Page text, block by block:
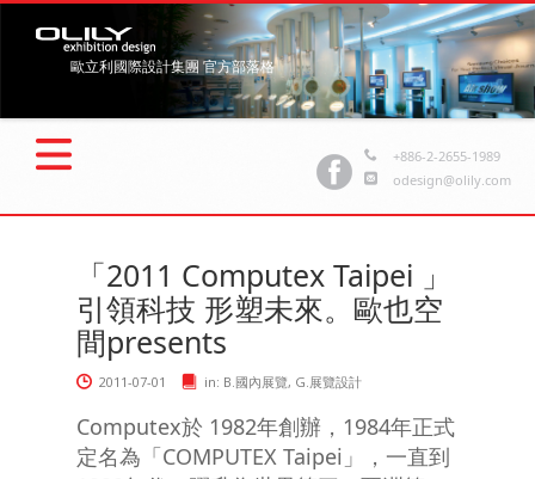
歐立利國際設計集團 官方部落格
+886-2-2655-1989
odesign@olily.com
「2011 Computex Taipei 」
引領科技 形塑未來。歐也空
間presents
2011-07-01 in: B.國內展覽, G.展覽設計
Computex於 1982年創辦，1984年正式
定名為「COMPUTEX Taipei」，一直到